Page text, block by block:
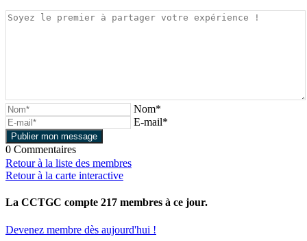
Nom*
E-mail*
0 Commentaires
Retour à la liste des membres
Retour à la carte interactive
La CCTGC compte 217 membres à ce jour.
Devenez membre dès aujourd'hui !